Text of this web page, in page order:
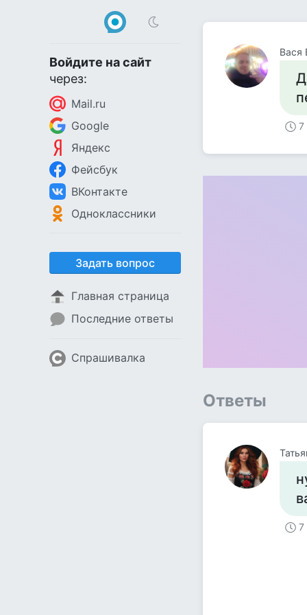
Войдите на сайт
через:
Mail.ru
Google
Яндекс
Фейсбук
ВКонтакте
Одноклассники
Задать вопрос
Главная страница
Последние ответы
Спрашивалка
Вася
7
Ответы
7